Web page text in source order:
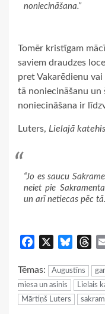
noniecināšana.”
Tomēr kristīgam
saviem draudzes
pret Vakarēdienu
tā noniecināšanu un
noniecināšana ir
Luters, Lielajā
“Jo es saucu
neiet pie
un arī netiecas pēc
Facebook Bluesky
Tēmas: Augustīns
miesa un asinis
Lielais
Mārtiņš Luters